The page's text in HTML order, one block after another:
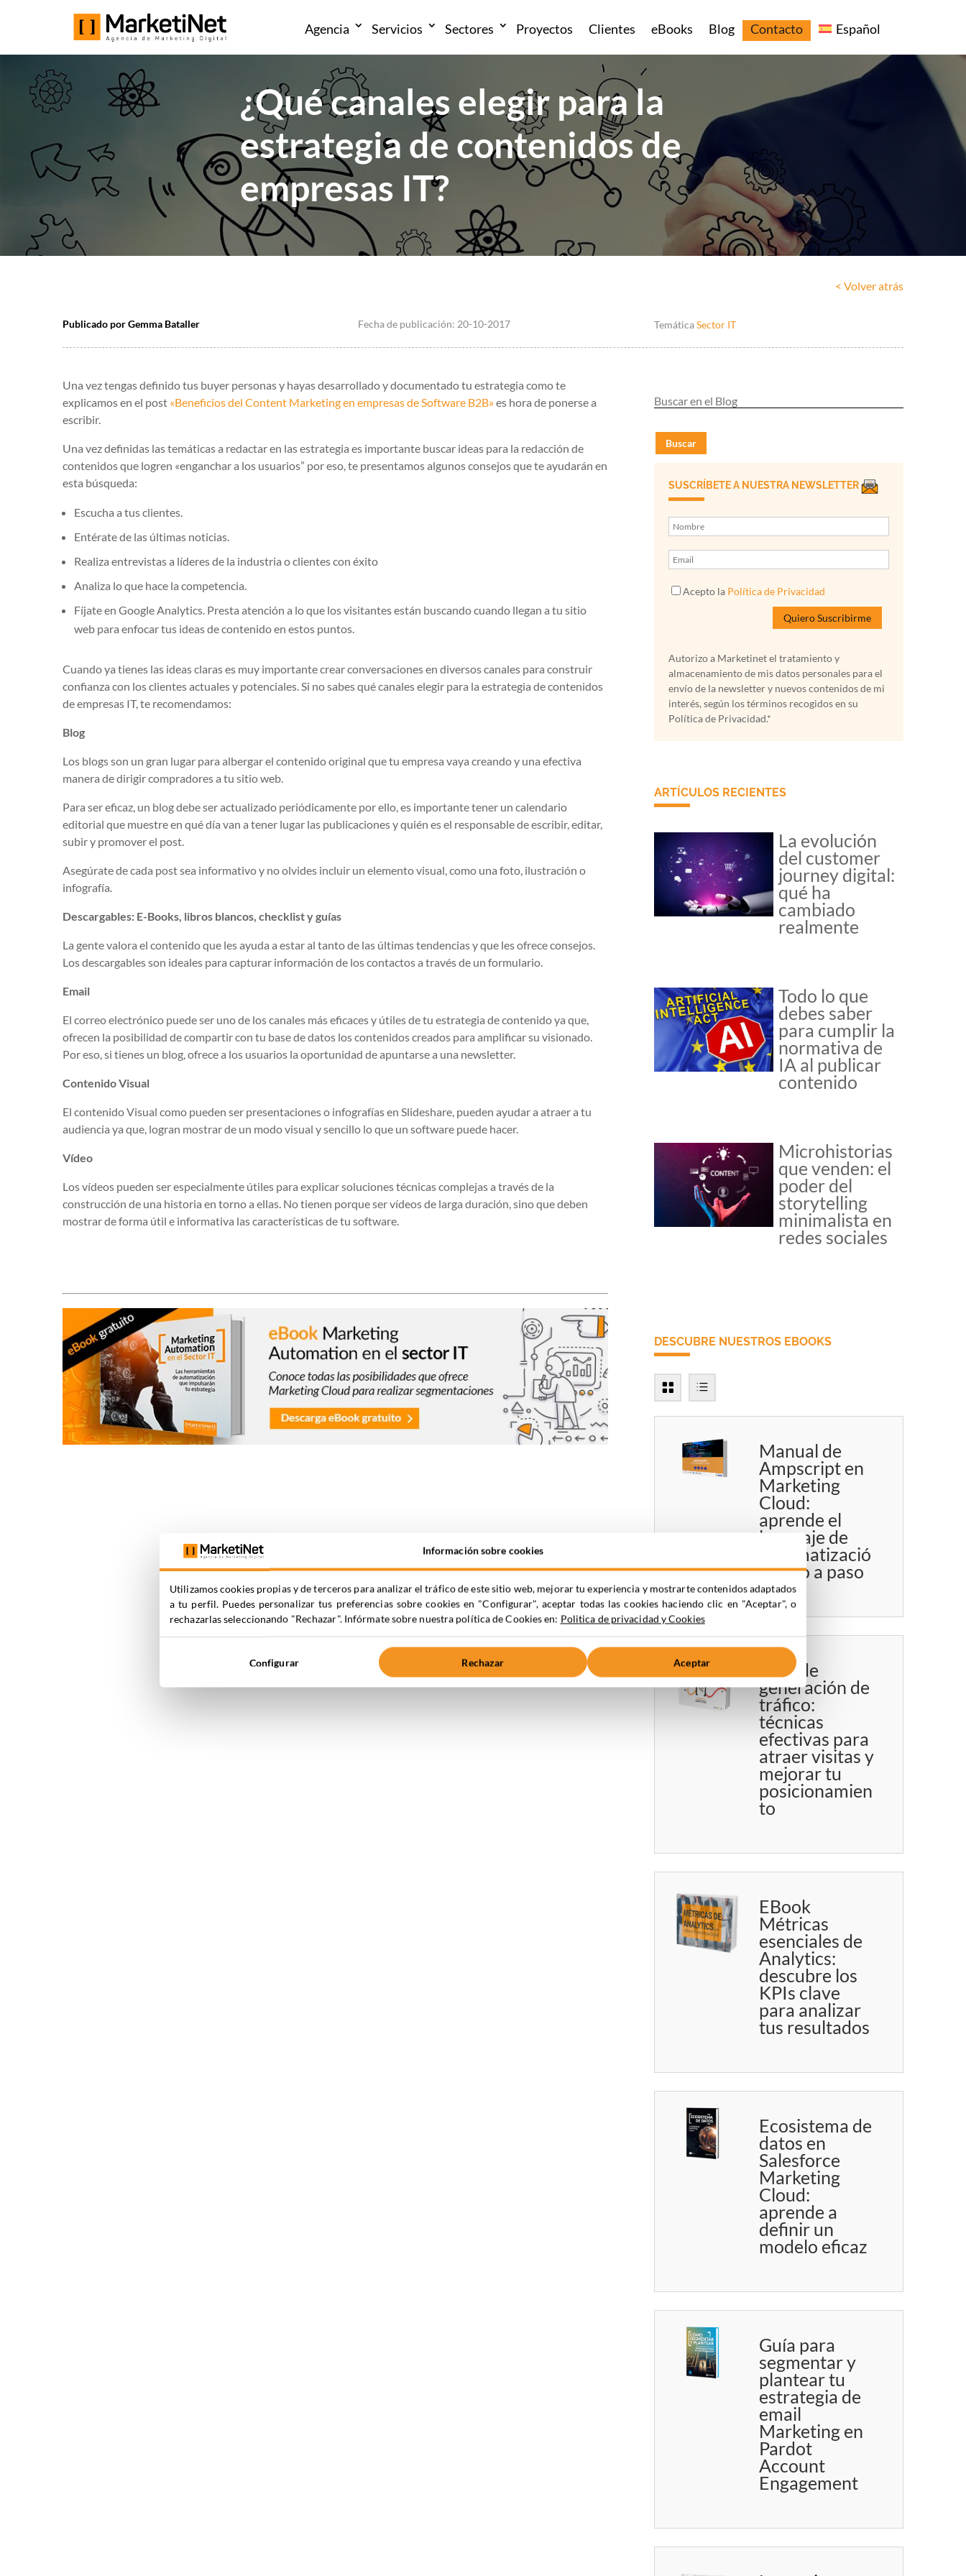
Agencia Servicios Sectores Proyectos Clientes eBooks Blog Contacto Español
¿Qué canales elegir para la
estrategia de contenidos de
empresas IT?
< Volver atrás
Publicado porGemma Bataller Fecha de publicación: 20-10-2017 TemáticaSector IT
Una vez tengas definido tus buyer personas y hayas desarrollado y documentado tu estrategia como te
explicamos en el post «Beneficios del Content Marketing en empresas de Software B2B»es hora de ponerse a
escribir.
Una vez definidas las temáticas a redactar en las estrategia es importante buscar ideas para la redacción de
contenidos que logren «enganchar a los usuarios” por eso, te presentamos algunos consejos que te ayudarán en
esta búsqueda:
Escucha a tus clientes.
Entérate de las últimas noticias.
Realiza entrevistas a líderes de la industria o clientes con éxito
Analiza lo que hace la competencia.
Fíjate en Google Analytics. Presta atención a lo que los visitantes están buscando cuando llegan a tu sitio
web para enfocar tus ideas de contenido en estos puntos.
Cuando ya tienes las ideas claras es muy importante crear conversaciones en diversos canales para construir
confianza con los clientes actuales y potenciales. Si no sabes qué canales elegir para la estrategia de contenidos
de empresas IT, te recomendamos:
Blog
Los blogs son un gran lugar para albergar el contenido original que tu empresa vaya creando y una efectiva
manera de dirigir compradores a tu sitio web.
Para ser eficaz, un blog debe ser actualizado periódicamente por ello, es importante tener un calendario
editorial que muestre en qué día van a tener lugar las publicaciones y quién es el responsable de escribir, editar,
subir y promover el post.
Asegúrate de cada post sea informativo y no olvides incluir un elemento visual, como una foto, ilustración o
infografía.
Descargables: E-Books, libros blancos, checklist y guías
La gente valora el contenido que les ayuda a estar al tanto de las últimas tendencias y que les ofrece consejos.
Los descargables son ideales para capturar información de los contactos a través de un formulario.
Email
El correo electrónico puede ser uno de los canales más eficaces y útiles de tu estrategia de contenido ya que,
ofrecen la posibilidad de compartir con tu base de datos los contenidos creados para amplificar su visionado.
Por eso, si tienes un blog, ofrece a los usuarios la oportunidad de apuntarse a una newsletter.
Contenido Visual
El contenido Visual como pueden ser presentaciones o infografías en Slideshare, pueden ayudar a atraer a tu
audiencia ya que, logran mostrar de un modo visual y sencillo lo que un software puede hacer.
Vídeo
Los vídeos pueden ser especialmente útiles para explicar soluciones técnicas complejas a través de la
construcción de una historia en torno a ellas. No tienen porque ser vídeos de larga duración, sino que deben
mostrar de forma útil e informativa las características de tu software.
Buscar
SUSCRÍBETE A NUESTRA NEWSLETTER
Acepto la Política de Privacidad
Autorizo a Marketinet el tratamiento y
almacenamiento de mis datos personales para el
envío de la newsletter y nuevos contenidos de mi
interés, según los términos recogidos en su
Política de Privacidad.*
ARTÍCULOS RECIENTES
La evolución
del customer
journey digital:
qué ha
cambiado
realmente
Todo lo que
debes saber
para cumplir la
normativa de
IA al publicar
contenido
Microhistorias
que venden: el
poder del
storytelling
minimalista en
redes sociales
DESCUBRE NUESTROS EBOOKS
Manual de
Ampscript en
Marketing
Cloud:
aprende el
lenguaje de
automatizació
n paso a paso
Guía de
generación de
tráfico:
técnicas
efectivas para
atraer visitas y
mejorar tu
posicionamien
to
EBook
Métricas
esenciales de
Analytics:
descubre los
KPIs clave
para analizar
tus resultados
Ecosistema de
datos en
Salesforce
Marketing
Cloud:
aprende a
definir un
modelo eficaz
Guía para
segmentar y
plantear tu
estrategia de
email
Marketing en
Pardot
Account
Engagement
Información sobre cookies
Utilizamos cookies propias y de terceros para analizar el tráfico de este sitio web, mejorar tu experiencia y mostrarte contenidos adaptados
a tu perfil. Puedes personalizar tus preferencias sobre cookies en "Configurar", aceptar todas las cookies haciendo clic en "Aceptar", o
rechazarlas seleccionando "Rechazar". Infórmate sobre nuestra política de Cookies en: Politica de privacidad y Cookies
Configurar Rechazar Aceptar